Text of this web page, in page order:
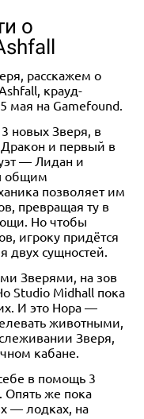
о
расскажем о
крауд-
мая на Gamefound.
новых Зверя, в
и первый в
— Лидан и
общим
позволяет им
превращая ту в
Но чтобы
игроку придётся
двух сущностей.
Зверями, на зов
Studio Midhall пока
И это Нора —
животными,
Зверя,
кабане.
в помощь 3
Опять же пока
— лодках, на